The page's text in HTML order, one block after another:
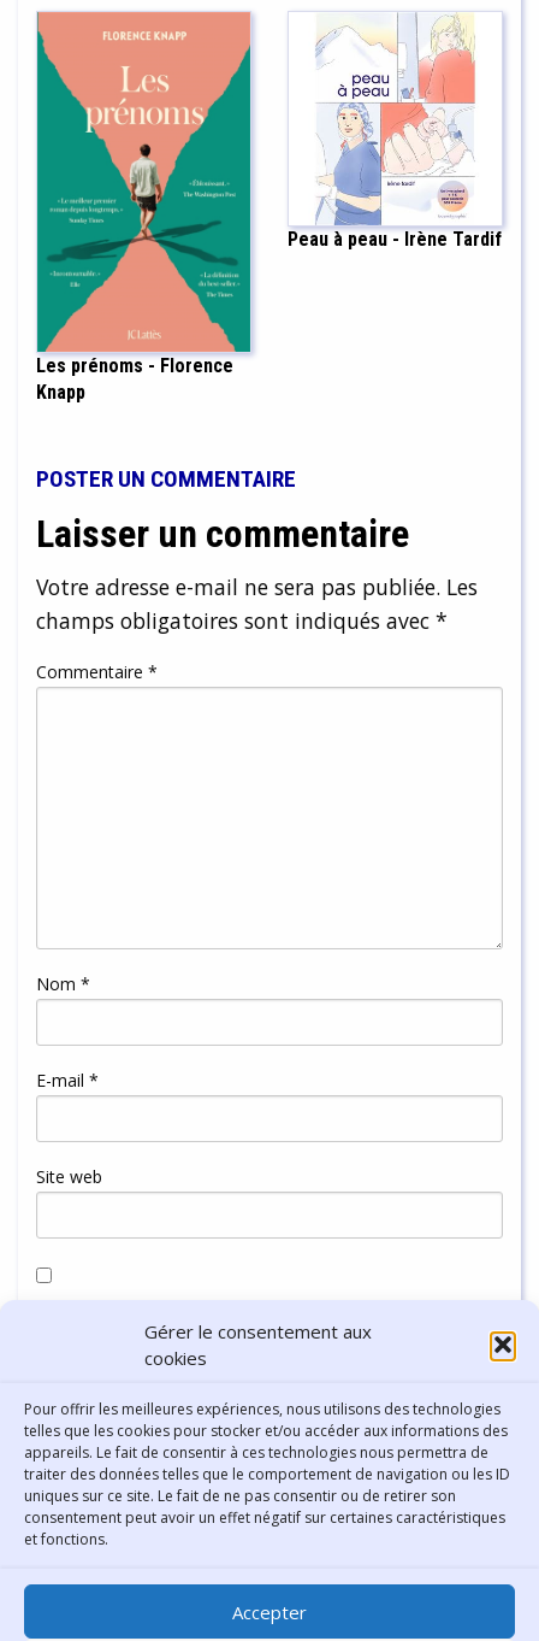
Gérer le consentement aux
cookies
Pour offrir les meilleures expériences, nous utilisons des technologies
telles que les cookies pour stocker et/ou accéder aux informations des
appareils. Le fait de consentir à ces technologies nous permettra de
traiter des données telles que le comportement de navigation ou les ID
uniques sur ce site. Le fait de ne pas consentir ou de retirer son
consentement peut avoir un effet négatif sur certaines caractéristiques
et fonctions.
Accepter
Les prénoms - Florence
Knapp
Peau à peau - Irène Tardif
POSTER UN COMMENTAIRE
Laisser un commentaire
Votre adresse e-mail ne sera pas publiée. Les
champs obligatoires sont indiqués avec *
Commentaire *
Nom *
E-mail *
Site web
navigateur pour mon prochain commentaire.
Bibliothèque municipale de
Lyon